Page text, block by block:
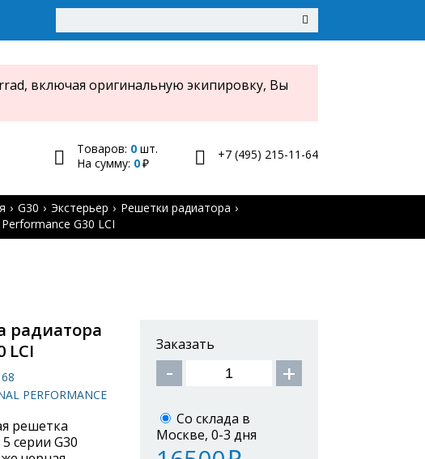
включая оригинальную экипировку, Вы
Товаров: 0 шт.
На сумму: 0
+7 (495) 215-11-64
G30 Экстерьер
Решетки радиатора
G30 LCI
радиатора
LCI
PERFORMANCE
решетка
серии G30
Заказать
Со склада в
Москве, 0-3 дня